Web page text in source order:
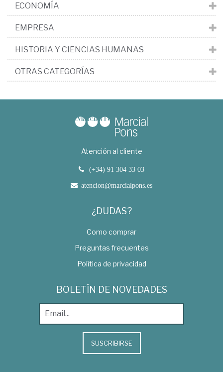
ECONOMÍA
EMPRESA
HISTORIA Y CIENCIAS HUMANAS
OTRAS CATEGORÍAS
Atención al cliente
(+34) 91 304 33 03
atencion@marcialpons.es
¿DUDAS?
Como comprar
Preguntas frecuentes
Política de privacidad
BOLETÍN DE NOVEDADES
SUSCRIBIRSE